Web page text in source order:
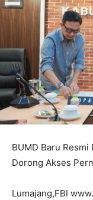
BUMD Baru Resmi
Dorong Akses
Lumajang,FBI